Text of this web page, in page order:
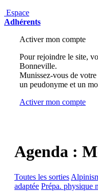
Espace
Adhérents
Activer mon compte
Pour rejoindre le site,
Bonneville.
Munissez-vous de
un peudonyme et un
Activer mon compte
Agenda :
Toutes les sorties
adaptée Prépa. physique